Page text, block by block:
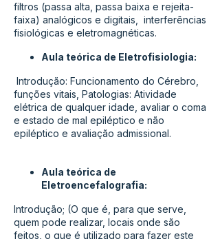
filtros (passa alta, passa baixa e rejeita-
faixa) analógicos e digitais, interferências
fisiológicas e eletromagnéticas.
Aula teórica de Eletrofisiologia:
Introdução: Funcionamento do Cérebro,
funções vitais, Patologias: Atividade
elétrica de qualquer idade, avaliar o coma
e estado de mal epiléptico e não
epiléptico e avaliação admissional.
Aula teórica de
Eletroencefalografia:
Introdução; (O que é, para que serve,
quem pode realizar, locais onde são
feitos, o que é utilizado para fazer este